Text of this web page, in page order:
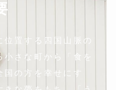
位置する四国山脈の
小さな町から「食を
国の方を幸せにす